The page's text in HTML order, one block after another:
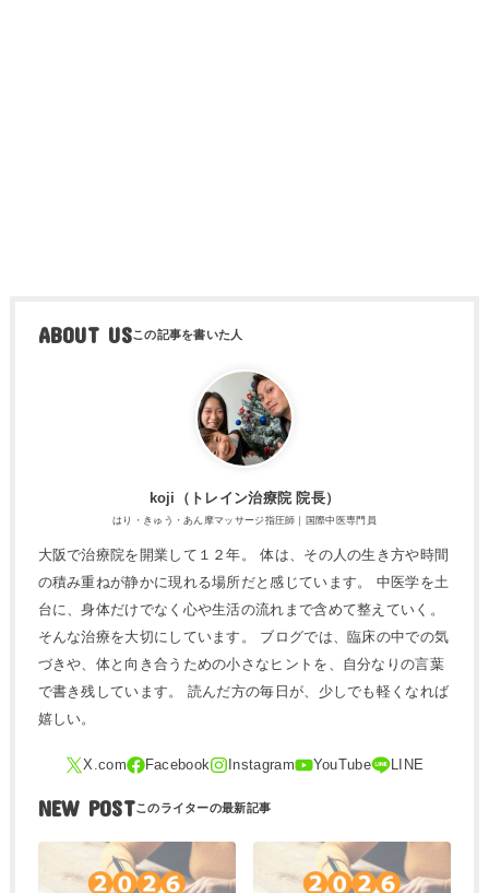
ABOUT US
koji（トレ​イン治療院 院長）
はり・きゅう・あん摩マッサージ指圧師｜国際中医専門員
大阪で治療院を開業して１２年。 体は、その人の生き方や時間
の積み重ねが静かに現れる場所だと感じています。 中医学を土
台に、身体だけでなく心や生活の流れまで含めて整えていく。
そんな治療を大切にしています。 ブログでは、臨床の中での気
づきや、体と向き合うための小さなヒントを、自分なりの言葉
で書き残しています。 読んだ方の毎日が、少しでも軽くなれば
嬉しい。
NEW POST